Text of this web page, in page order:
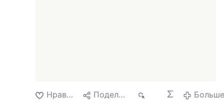
Нравится Поделиться